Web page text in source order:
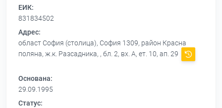
ЕИК:
831834502
Адрес:
област София (столица), София 1309, район Красна
поляна, ж.к. Разсадника, , бл. 2, вх. А, ет. 10, ап. 29
Основана:
29.09.1995
Статус: